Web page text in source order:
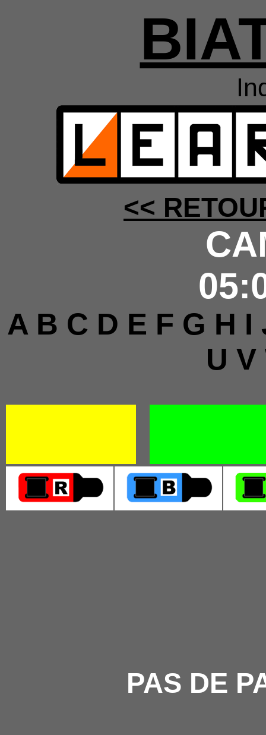
<<
A B C D E F G H I
U V
PAS DE